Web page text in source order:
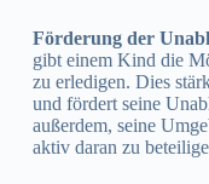
Förderung der
gibt einem Kind die
zu erledigen. Dies
und fördert seine
außerdem, seine
aktiv daran zu